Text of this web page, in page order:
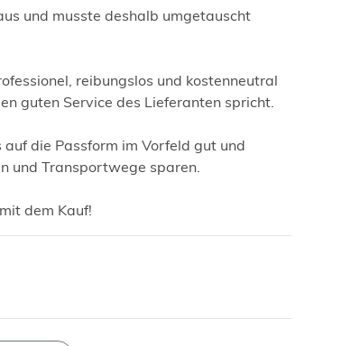
und musste deshalb umgetauscht
reibungslos und kostenneutral
guten Service des Lieferanten spricht.
die Passform im Vorfeld gut und
und Transportwege sparen.
dem Kauf!